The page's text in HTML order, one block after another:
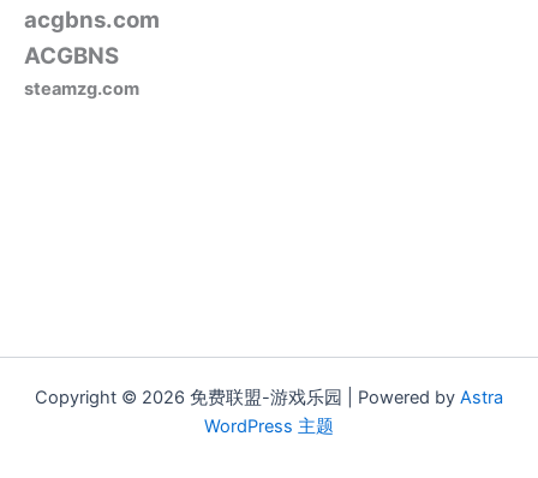
acgbns.com
ACGBNS
steamzg.com
Copyright © 2026 免费联盟-游戏乐园 | Powered by Astra
WordPress 主题